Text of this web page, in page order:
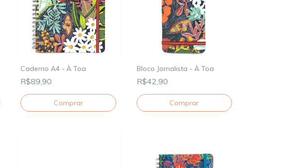
Caderno A4 - À Toa
R$89,90
Comprar
Bloco Jornalista - À Toa
R$42,90